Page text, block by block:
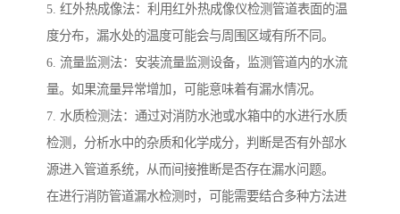
5. 红外热成像法：利用红外热成像仪检测管道表面的温
度分布，漏水处的温度可能会与周围区域有所不同。
6. 流量监测法：安装流量监测设备，监测管道内的水流
量。如果流量异常增加，可能意味着有漏水情况。
7. 水质检测法：通过对消防水池或水箱中的水进行水质
检测，分析水中的杂质和化学成分，判断是否有外部水
源进入管道系统，从而间接推断是否存在漏水问题。
在进行消防管道漏水检测时，可能需要结合多种方法进